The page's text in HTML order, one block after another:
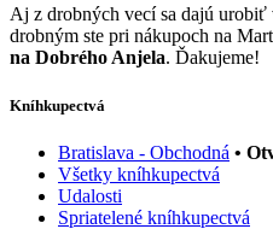
Aj z drobných vecí sa dajú
drobným ste pri nákupoch na
na Dobrého Anjela. Ďakujeme!
Kníhkupectvá
Bratislava - Obchodná •
Všetky kníhkupectvá
Udalosti
Spriatelené kníhkupectvá